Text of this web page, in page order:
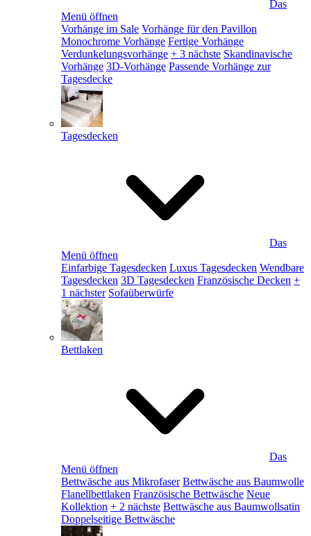
Das
Menü öffnen
Vorhänge im Sale Vorhänge für den Pavillon
Monochrome Vorhänge Fertige Vorhänge
Verdunkelungsvorhänge + 3 nächste Skandinavische
Vorhänge 3D-Vorhänge Passende Vorhänge zur
Tagesdecke
Tagesdecken
Das
Menü öffnen
Einfarbige Tagesdecken Luxus Tagesdecken Wendbare
Tagesdecken 3D Tagesdecken Französische Decken +
1 nächster Sofaüberwürfe
Bettlaken
Das
Menü öffnen
Bettwäsche aus Mikrofaser Bettwäsche aus Baumwolle
Flanellbettlaken Französische Bettwäsche Neue
Kollektion + 2 nächste Bettwäsche aus Baumwollsatin
Doppelseitige Bettwäsche